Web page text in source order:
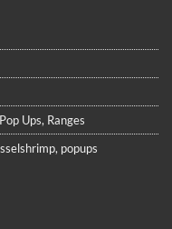
Pop Ups, Ranges
, popups